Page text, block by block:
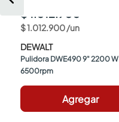
$ 1.012.900
$1.012.900/un
DEWALT
Pulidora DWE490 9" 2200 W
6500rpm
Agregar